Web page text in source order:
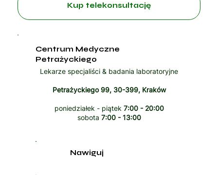
Kup telekonsultację
Centrum Medyczne
Petrażyckiego
Lekarze specjaliści & badania laboratoryjne
Petrażyckiego 99, 30-399, Kraków
poniedziałek - piątek 7:00 - 20:00
sobota 7:00 - 13:00
Nawiguj